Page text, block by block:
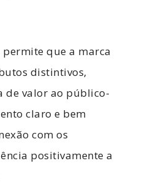
que a marca
distintivos,
de valor ao público-
claro e bem
com os
positivamente a